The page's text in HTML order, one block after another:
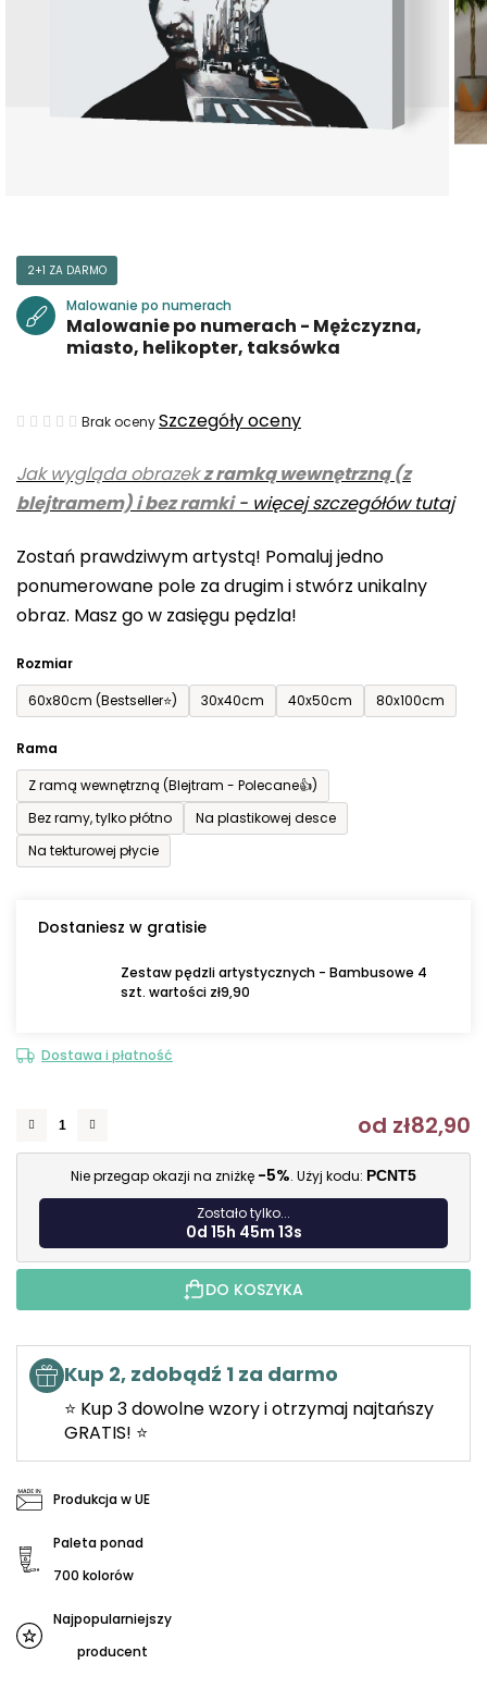
Jak wygląda obrazekz ramką wewnętrzną (z
blejtramem) i bez ramki- więcej szczegółów tutaj
Zostań prawdziwym artystą! Pomaluj jedno
ponumerowane pole za drugim i stwórz unikalny
obraz. Masz go w zasięgu pędzla!
Rozmiar
60x80cm (Bestseller⭐)
30x40cm 40x50cm 80x100cm
Rama
Z ramą wewnętrzną (Blejtram - Polecane👍)
Bez ramy, tylko płótno
Na plastikowej desce
Na tekturowej płycie
Dostaniesz w gratisie
Zestaw pędzli artystycznych - Bambusowe 4
szt. wartości zł9,90
Dostawa i płatność
od zł82,90
Nie przegap okazji na zniżkę -5%. Użyj kodu: PCNT5
Zostało tylko...
0d 15h 45m 12s
DO KOSZYKA
Kup 2, zdobądź 1 za darmo
⭐ Kup 3 dowolne wzory i otrzymaj najtańszy
GRATIS! ⭐
Produkcja w UE
Paleta ponad
700 kolorów
Najpopularniejszy
producent
2+1 ZA DARMO
Malowanie po numerach
Malowanie po numerach - Mężczyzna,
miasto, helikopter, taksówka
Średnia
produktu
wynosi
na
5
gwiazdek.
Brak ocenySzczegóły oceny